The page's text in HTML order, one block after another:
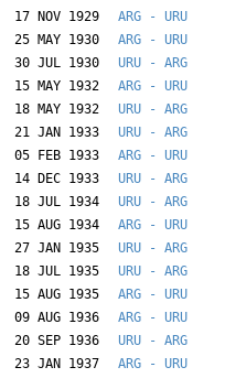
17 NOV 1929
ARG - URU
25 MAY 1930
ARG - URU
30 JUL 1930
URU - ARG
15 MAY 1932
ARG - URU
18 MAY 1932
URU - ARG
21 JAN 1933
URU - ARG
05 FEB 1933
ARG - URU
14 DEC 1933
URU - ARG
18 JUL 1934
URU - ARG
15 AUG 1934
ARG - URU
27 JAN 1935
URU - ARG
18 JUL 1935
URU - ARG
15 AUG 1935
ARG - URU
09 AUG 1936
ARG - URU
20 SEP 1936
URU - ARG
23 JAN 1937
ARG - URU